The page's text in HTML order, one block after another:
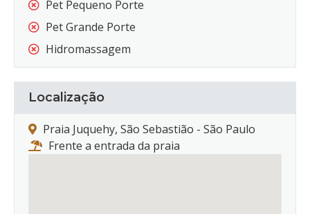
Pet Pequeno Porte
Pet Grande Porte
Hidromassagem
Localização
Praia Juquehy, São Sebastião - São Paulo
Frente a entrada da praia